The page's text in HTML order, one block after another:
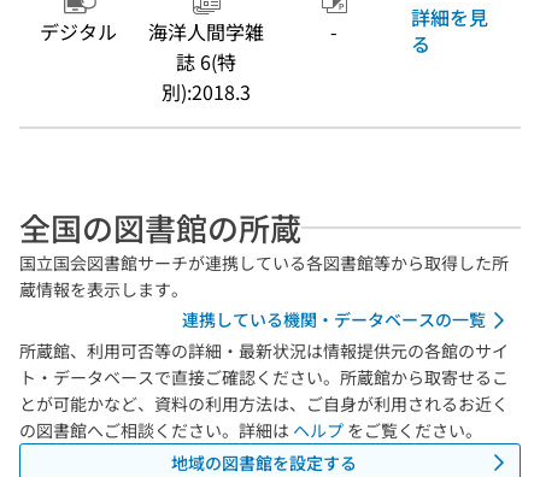
デジタル
海洋人間学雑
誌 6(特
別):2018.3
-
詳細を見
る
全国の図書館の所蔵
国立国会図書館サーチが連携している各図書館等から取得した所
蔵情報を表示します。
連携している機関・データベースの一覧
所蔵館、利用可否等の詳細・最新状況は情報提供元の各館のサイ
ト・データベースで直接ご確認ください。所蔵館から取寄せるこ
とが可能かなど、資料の利用方法は、ご自身が利用されるお近く
の図書館へご相談ください。詳細は ヘルプ をご覧ください。
地域の図書館を設定する